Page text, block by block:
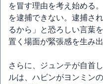
を冒す理由を考え始める
を逮捕できない。逮捕さ
るから」と恐ろしい言葉
置く場面が緊張感を生み出
さらに、ジュンテが自首
ルは、ハビンがヨンミン